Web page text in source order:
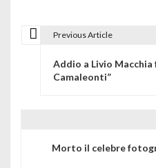
Previous Article
Addio a Livio
Camaleonti”
Morto il celebre